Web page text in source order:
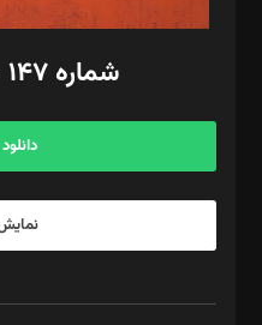
امور مالی: شاپور رهبری، محمد‌
آگهی و مشترکین: ۰۹۱۹۹۹۹۰۴۵۴
شماره ۱۴۷ - مرداد ۱۴۰۵